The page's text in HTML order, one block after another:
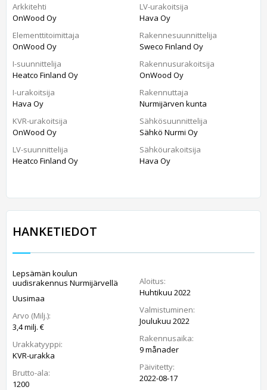
Arkkitehti
OnWood Oy
Elementtitoimittaja
OnWood Oy
I-suunnittelija
Heatco Finland Oy
I-urakoitsija
Hava Oy
KVR-urakoitsija
OnWood Oy
LV-suunnittelija
Heatco Finland Oy
LV-urakoitsija
Hava Oy
Rakennesuunnittelija
Sweco Finland Oy
Rakennusurakoitsija
OnWood Oy
Rakennuttaja
Nurmijärven kunta
Sähkösuunnittelija
Sähkö Nurmi Oy
Sähköurakoitsija
Hava Oy
HANKETIEDOT
Lepsämän koulun
uudisrakennus Nurmijärvellä
Uusimaa
Arvo (Milj.):
3,4 milj. €
Urakkatyyppi:
KVR-urakka
Brutto-ala:
1200
Aloitus:
Huhtikuu 2022
Valmistuminen:
Joulukuu 2022
Rakennusaika:
9 månader
Päivitetty:
2022-08-17